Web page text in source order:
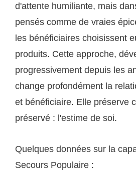
d'attente humiliante, mais
pensés comme de vraies
les bénéficiaires choisissent
produits. Cette approche,
progressivement depuis les
change profondément la
et bénéficiaire. Elle préserve
préservé : l'estime de soi.
Quelques données sur la
Secours Populaire :